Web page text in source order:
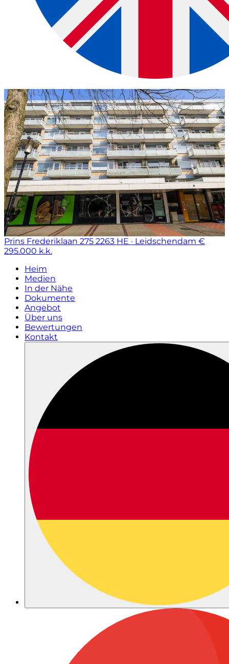
Prins Frederiklaan 275 2263 HE · Leidschendam €
295.000 k.k.
Heim
Medien
In der Nähe
Dokumente
Angebot
Über uns
Bewertungen
Kontakt